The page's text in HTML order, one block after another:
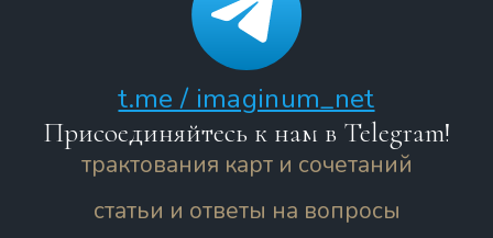
t.me / imaginum_net
Присоединяйтесь к нам в Telegram!
трактования карт и сочетаний
статьи и ответы на вопросы